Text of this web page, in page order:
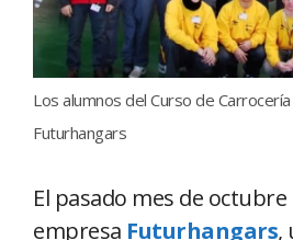
Los alumnos del Curso de
Futurhangars
El pasado mes de octubre
empresa Futurhangars,